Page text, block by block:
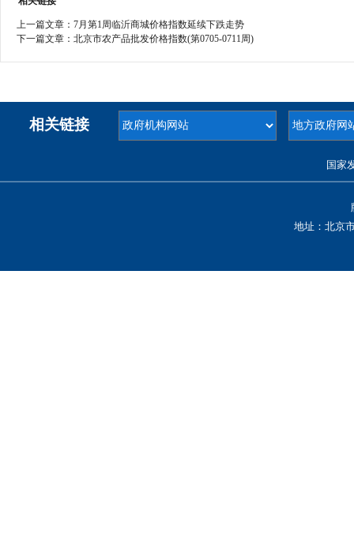
上一篇文章： 7月第1周临沂商城价格指数延续下跌走势
下一篇文章： 北京市农产品批发价格指数(第0705-0711周)
相关链接
国家
地址：北京